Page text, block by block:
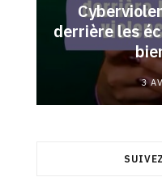
derrière les
3